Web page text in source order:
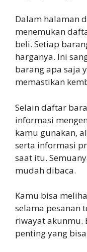
Dalam halaman
menemukan
beli. Setiap
harganya. Ini
barang apa saja
memastikan
Selain daftar
informasi
kamu gunakan,
serta informasi
saat itu.
mudah dibaca.
Kamu bisa
selama pesanan
riwayat akunmu.
penting yang